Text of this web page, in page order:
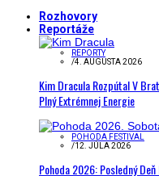
Rozhovory
Reportáže
REPORTY
/4. AUGUSTA 2026
Kim Dracula Rozpútal V
Plný Extrémnej Energie
POHODA FESTIVAL
/12. JÚLA 2026
Pohoda 2026: Posledný